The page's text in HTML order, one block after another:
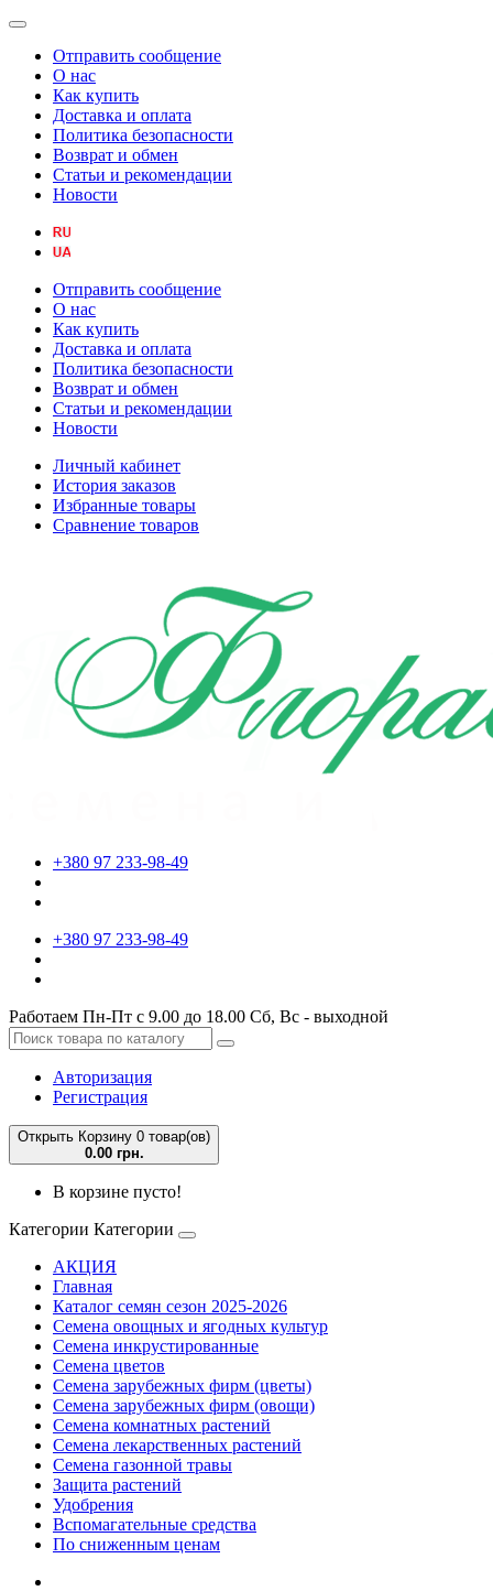
Отправить сообщение
О нас
Как купить
Доставка и оплата
Политика безопасности
Возврат и обмен
Статьи и рекомендации
Новости
Отправить сообщение
О нас
Как купить
Доставка и оплата
Политика безопасности
Возврат и обмен
Статьи и рекомендации
Новости
Личный кабинет
История заказов
Избранные товары
Сравнение товаров
+380 97 233-98-49
+380 97 233-98-49
Работаем Пн-Пт с 9.00 до 18.00 Сб, Вс - выходной
Авторизация
Регистрация
Открыть Корзину 0 товар(ов)
0.00 грн.
В корзине пусто!
Категории Категории
АКЦИЯ
Главная
Каталог семян сезон 2025-2026
Семена овощных и ягодных культур
Семена инкрустированные
Семена цветов
Семена зарубежных фирм (цветы)
Семена зарубежных фирм (овощи)
Семена комнатных растений
Семена лекарственных растений
Семена газонной травы
Защита растений
Удобрения
Вспомагательные средства
По сниженным ценам